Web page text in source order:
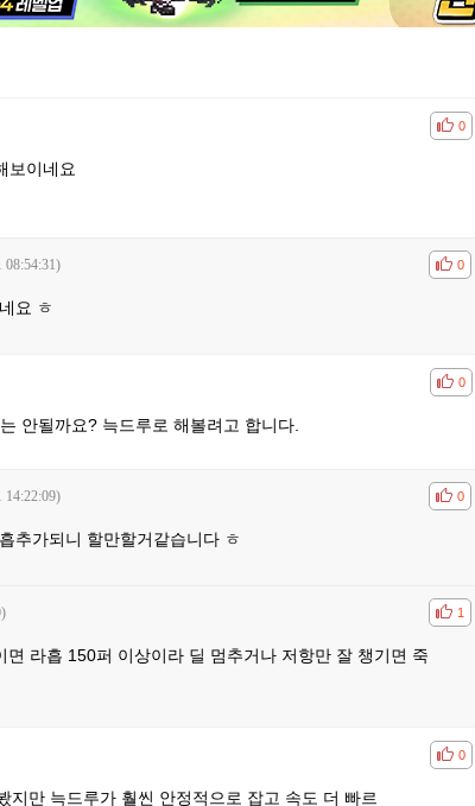
비공감
0
보이네요
08:54:31) 비공감
0
요 ㅎ
비공감
0
안될까요? 늑드루로 해볼려고 합니다.
14:22:09) 비공감
0
추가되니 할만할거같습니다 ㅎ
비공감
1
면 라흡 150퍼 이상이라 딜 멈추거나 저항만 잘 챙기면 죽
비공감
0
지만 늑드루가 훨씬 안정적으로 잡고 속도 더 빠르